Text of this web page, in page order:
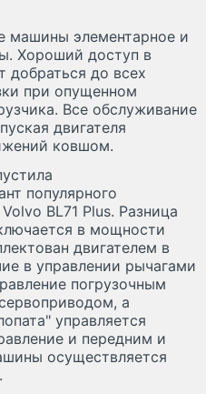
машины элементарное и
Хороший доступ в
добраться до всех
при опущенном
Все обслуживание
двигателя
ковшом.
популярного
BL71 Plus. Разница
в мощности
двигателем в
в управлении рычагами
погрузочным
а
управляется
и передним и
осуществляется